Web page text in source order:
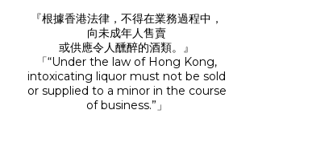
『根據香港法律，不得在業務過程中，
向未成年人售賣
或供應令人醺醉的酒類。』
「“Under the law of Hong Kong,
intoxicating liquor must not be sold
or supplied to a minor in the course
of business.”」